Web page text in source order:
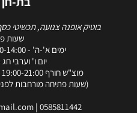
בוטיק אופנה צנועה, תכשיטי
שעות
ימים א'-ה' - 10:00-14:00 17:00-21:00
יום ו' וערבי חג - 9:00-
מוצ"ש חורף 19:00-21:00 מוצ"ש קיץ 21:00-23:00
(שעות פתיחה מורחבות
| 0585811442